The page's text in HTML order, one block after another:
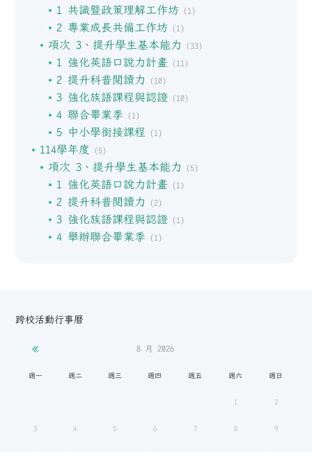
1 共識暨政策理解工作坊 (1)
2 專業成長共備工作坊 (1)
項次 3、提升學生基本能力 (33)
1 強化英語口說力計畫 (11)
2 提升科普閱讀力 (10)
3 強化族語課程與認證(10)
4 聯合畢業季 (1)
5 中小學銜接課程 (1)
114學年度 (5)
項次 3、提升學生基本能力 (5)
1 強化英語口說力計畫 (1)
2 提升科普閱讀力 (2)
3 強化族語課程與認證(1)
4 舉辦聯合畢業季 (1)
跨校活動行事曆
8 月 2026
週一 週二 週三 週四 週五 週六 週日
1 2
3 4 5 6 7 8 9